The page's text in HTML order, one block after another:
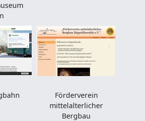
Förderverein
mittelalterlicher
Bergbau